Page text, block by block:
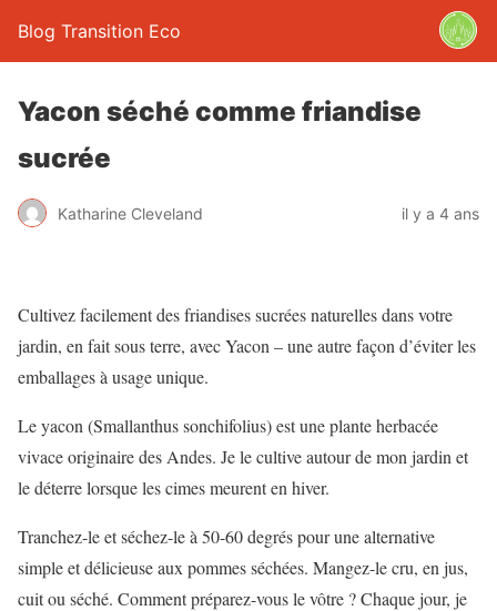
Blog Transition Eco
Yacon séché comme friandise
sucrée
Katharine Cleveland il y a 4 ans
Cultivez facilement des friandises sucrées naturelles dans votre
jardin, en fait sous terre, avec Yacon – une autre façon d’éviter les
emballages à usage unique.
Le yacon (Smallanthus sonchifolius) est une plante herbacée
vivace originaire des Andes. Je le cultive autour de mon jardin et
le déterre lorsque les cimes meurent en hiver.
Tranchez-le et séchez-le à 50-60 degrés pour une alternative
simple et délicieuse aux pommes séchées. Mangez-le cru, en jus,
cuit ou séché. Comment préparez-vous le vôtre ? Chaque jour, je